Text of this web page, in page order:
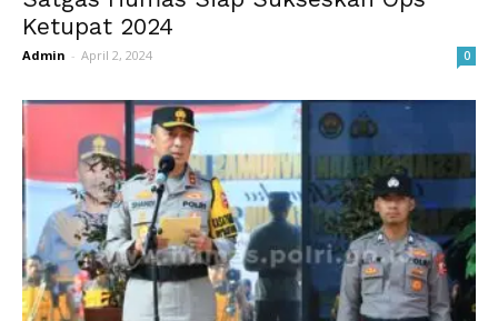
Ketupat 2024
Admin - April 2, 2024 0